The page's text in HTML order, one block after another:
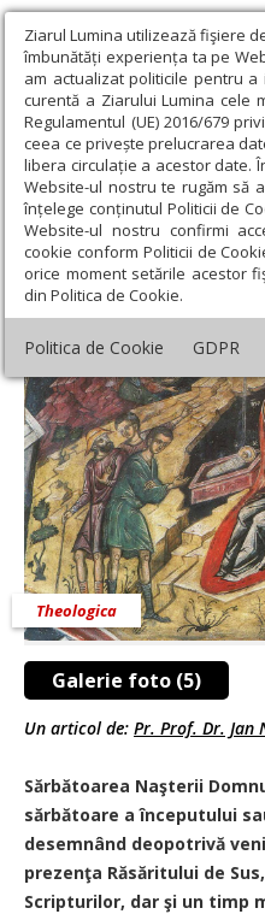
Ziarul Lumina utilizează fişiere
îmbunătăți experiența ta pe
am actualizat politicile pentru
curentă a Ziarului Lumina cele
Regulamentul (UE) 2016/679
ceea ce privește prelucrarea
libera circulație a acestor date.
Website-ul nostru te rugăm să
înțelege conținutul Politicii de
Website-ul nostru confirmi
cookie conform Politicii de
orice moment setările acestor
din Politica de Cookie.
Politica de Cookie GDPR
Ziarul Lumina › Teologie și
„Nașterea lui Dumnezeu
„Nașterea lui
Galerie foto (5)
Theologica
Un articol de: Pr. Prof. Dr. Jan
Sărbătoarea Naşterii
sărbătoare a începutului
desemnând deopotrivă
prezenţa Răsăritului de
Scripturilor, dar şi un timp